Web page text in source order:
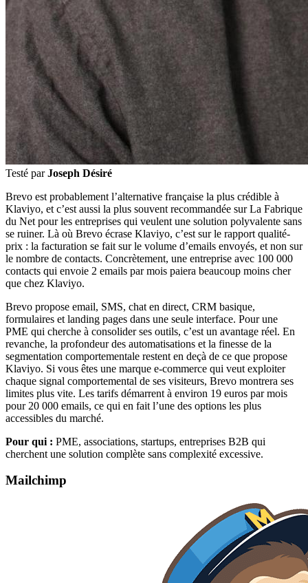
Testé parJoseph Désiré
Brevo est probablement l’alternative française la plus crédible à
Klaviyo, et c’est aussi la plus souvent recommandée sur La Fabrique
du Net pour les entreprises qui veulent une solution polyvalente sans
se ruiner. Là où Brevo écrase Klaviyo, c’est sur le rapport qualité-
prix : la facturation se fait sur le volume d’emails envoyés, et non sur
le nombre de contacts. Concrètement, une entreprise avec 100 000
contacts qui envoie 2 emails par mois paiera beaucoup moins cher
que chez Klaviyo.
Brevo propose email, SMS, chat en direct, CRM basique,
formulaires et landing pages dans une seule interface. Pour une
PME qui cherche à consolider ses outils, c’est un avantage réel. En
revanche, la profondeur des automatisations et la finesse de la
segmentation comportementale restent en deçà de ce que propose
Klaviyo. Si vous êtes une marque e-commerce qui veut exploiter
chaque signal comportemental de ses visiteurs, Brevo montrera ses
limites plus vite. Les tarifs démarrent à environ 19 euros par mois
pour 20 000 emails, ce qui en fait l’une des options les plus
accessibles du marché.
Pour qui : PME, associations, startups, entreprises B2B qui
cherchent une solution complète sans complexité excessive.
Mailchimp